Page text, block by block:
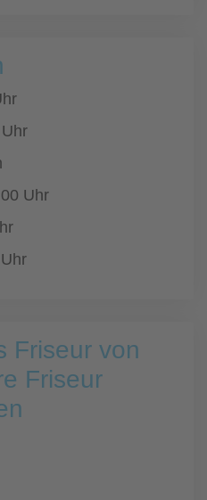
Uhr
Friseur von
Friseur